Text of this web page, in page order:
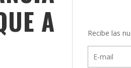
A
Recibe las
mail